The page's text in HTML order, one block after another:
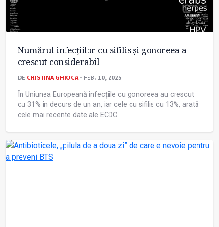
Numărul infecțiilor cu sifilis și gonoreea a
crescut considerabil
DE CRISTINA GHIOCA- FEB. 10, 2025
În Uniunea Europeană infecțiile cu gonoreea au crescut
cu 31% în decurs de un an, iar cele cu sifilis cu 13%, arată
cele mai recente date ale ECDC.